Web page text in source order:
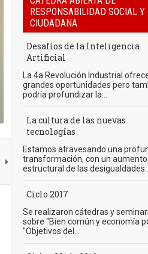
RESPONSABILIDAD SOCIAL Y
CIUDADANA
Desafíos de la Inteligencia
Artificial
La 4a Revolución Industrial
grandes oportunidades pero
podría profundizar la...
La cultura de las nuevas
tecnologías
Estamos atravesando una
transformación, con un aumento
estructural de las desigualdades...
Ciclo 2017
Se realizaron cátedras y
sobre "Bien común y economía
"Objetivos del...